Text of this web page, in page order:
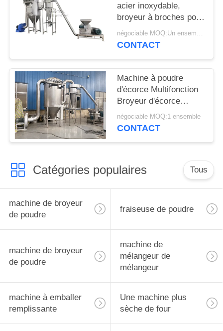
acier inoxydable,
broyeur à broches pour
urée, avec CE
négociable MOQ:Un ensemble
CONTACT
Machine à poudre
d'écorce Multifonction
Broyeur d'écorce
d'Albizia
négociable MOQ:1 ensemble
CONTACT
Catégories populaires Tous
machine de broyeur
de poudre
fraiseuse de poudre
machine de broyeur
de poudre
machine de
mélangeur de
mélangeur
machine à emballer
remplissante
Une machine plus
sèche de four